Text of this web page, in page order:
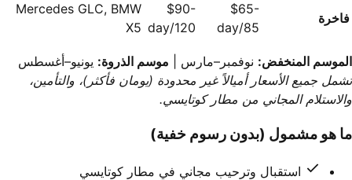
فاخرة
$65-
85/day
$90-
120/day
Mercedes GLC, BMW
X5
الموسم المنخفض: نوفمبر–مارس | موسم الذروة: يونيو–أغسطس
تشمل جميع الأسعار أميالاً غير محدودة (يومان فأكثر)، والتأمين،
والاستلام المجاني من مطار كوتايسي.
ما هو مشمول (بدون رسوم خفية)
استقبال وترحيب مجاني في مطار كوتايسي